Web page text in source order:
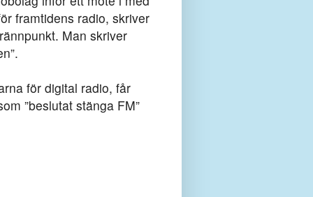
framtidens radio, skriver
Man skriver
för digital radio, får
”beslutat stänga FM”